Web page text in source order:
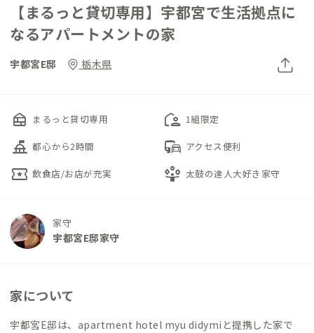
【まるっと貸切専用】宇都宮で生活拠点に
なるアパートメントの家
宇都宮E邸 栃木県
nest_multi_room まるっと貸切専用 location_away 1組限定
things_to_do 都心から2時間 commute アクセス便利
local_activity 飲食店/お店が充実 person_play 太鼓の達人大好き家守
家守
宇都宮E邸家守
家について
宇都宮E邸は、apartment hotel myu didymiと提携した家で